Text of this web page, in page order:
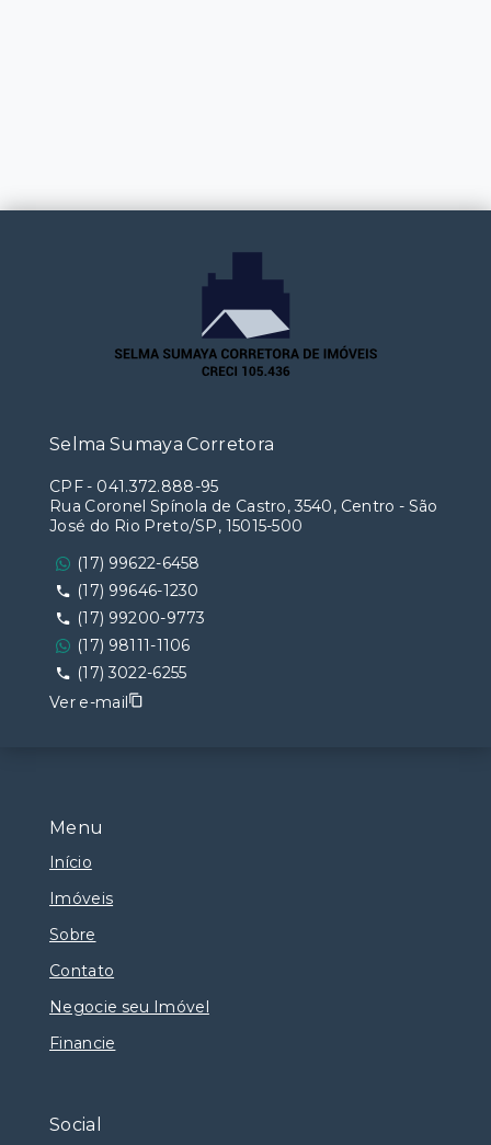
Menu
Início
Imóveis
Sobre
Contato
Negocie seu Imóvel
Financie
Social
Selma Sumaya Corretora
CPF- 041.372.888-95
Rua Coronel Spínola de Castro, 3540, Centro - São
José do Rio Preto/SP, 15015-500
(17) 99622-6458
(17) 99646-1230
(17) 99200-9773
(17) 98111-1106
(17) 3022-6255
Ver e-mail